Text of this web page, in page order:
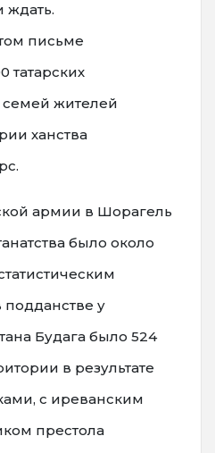
ждать.
письме
татарских
семей жителей
ханства
армии в Шорагель
было около
у
Будага было 524
в результате
с иреванским
престола